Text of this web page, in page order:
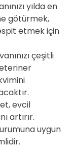
yılda en
götürmek,
etmek için
çeşitli
evcil
artırır.
uygun